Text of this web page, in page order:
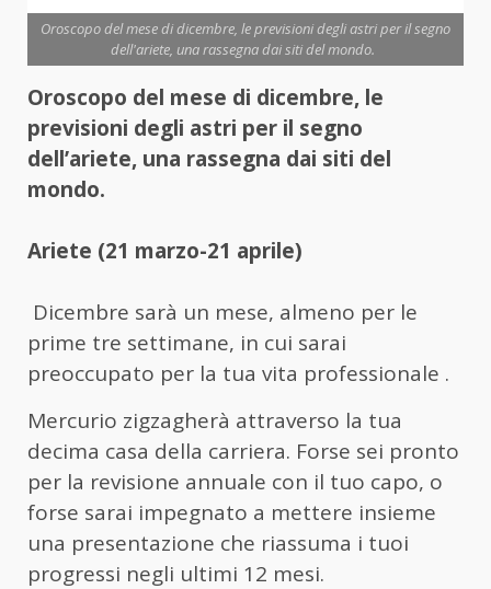
Oroscopo del mese di dicembre, le previsioni degli astri per il segno
dell'ariete, una rassegna dai siti del mondo.
Oroscopo del mese di dicembre, le
previsioni degli astri per il segno
dell’ariete, una rassegna dai siti del
mondo.
Ariete (21 marzo-21 aprile)
Dicembre sarà un mese, almeno per le
prime tre settimane, in cui sarai
preoccupato per la tua vita professionale .
Mercurio zigzagherà attraverso la tua
decima casa della carriera. Forse sei pronto
per la revisione annuale con il tuo capo, o
forse sarai impegnato a mettere insieme
una presentazione che riassuma i tuoi
progressi negli ultimi 12 mesi.